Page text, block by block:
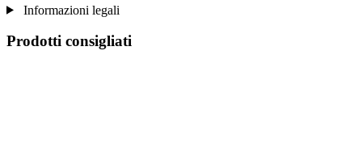
Informazioni legali
Prodotti consigliati